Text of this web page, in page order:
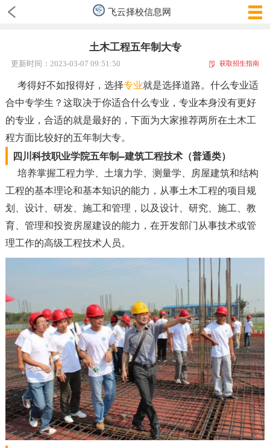
飞云择校信息网
土木工程五年制大专
更新时间：2023-03-07 09:51:50 获取招生指南
考得好不如报得好，选择专业就是选择道路。什么专业适
合中专学生？这取决于你适合什么专业，专业本身没有更好
的专业，合适的就是最好的，下面为大家推荐两所在土木工
程方面比较好的五年制大专。
四川科技职业学院五年制—建筑工程技术（普通类）
培养掌握工程力学、土壤力学、测量学、房屋建筑和结构
工程的基本理论和基本知识的能力，从事土木工程的项目规
划、设计、研发、施工和管理，以及设计、研究、施工、教
育、管理和投资房屋建设的能力，在开发部门从事技术或管
理工作的高级工程技术人员。